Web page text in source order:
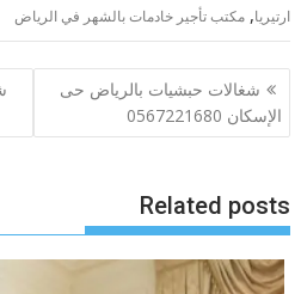
ارتيريا,مكتب تأجير خادمات بالشهر في الرياض
تصفّح
المقالات
شغالات حبشيات بالرياض حى
الإسكان 0567221680
Related posts